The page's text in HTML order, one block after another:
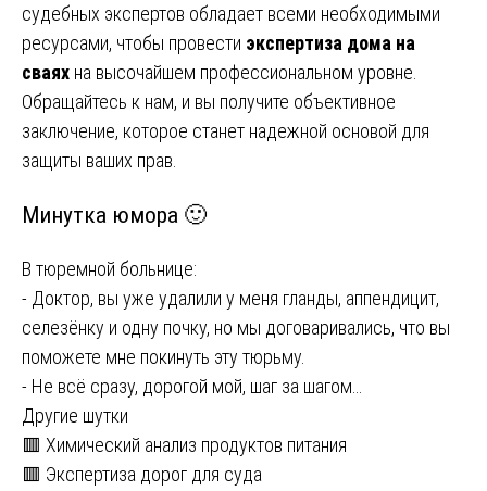
судебных экспертов обладает всеми необходимыми
ресурсами, чтобы провести экспертиза дома на
сваях на высочайшем профессиональном уровне.
Обращайтесь к нам, и вы получите объективное
заключение, которое станет надежной основой для
защиты ваших прав.
Минутка юмора 🙂
В тюремной больнице:
- Доктор, вы уже удалили у меня гланды, аппендицит,
селезёнку и одну почку, но мы договаривались, что вы
поможете мне покинуть эту тюрьму.
- Не всё сразу, дорогой мой, шаг за шагом…
Другие шутки
Навигация
🟥 Химический анализ продуктов питания
🟥 Экспертиза дорог для суда